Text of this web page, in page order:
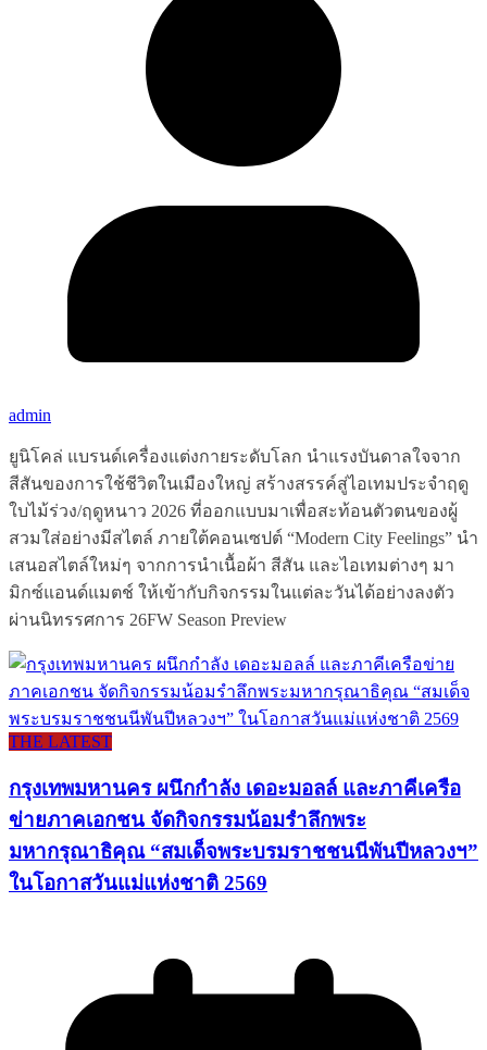
admin
ยูนิโคล่ แบรนด์เครื่องแต่งกายระดับโลก นำแรงบันดาลใจจาก
สีสันของการใช้ชีวิตในเมืองใหญ่ สร้างสรรค์สู่ไอเทมประจำฤดู
ใบไม้ร่วง/ฤดูหนาว 2026 ที่ออกแบบมาเพื่อสะท้อนตัวตนของผู้
สวมใส่อย่างมีสไตล์ ภายใต้คอนเซปต์ “Modern City Feelings” นำ
เสนอสไตล์ใหม่ๆ จากการนำเนื้อผ้า สีสัน และไอเทมต่างๆ มา
มิกซ์แอนด์แมตช์ ให้เข้ากับกิจกรรมในแต่ละวันได้อย่างลงตัว
ผ่านนิทรรศการ 26FW Season Preview
THE LATEST
กรุงเทพมหานคร ผนึกกำลัง เดอะมอลล์ และภาคีเครือ
ข่ายภาคเอกชน จัดกิจกรรมน้อมรำลึกพระ
มหากรุณาธิคุณ “สมเด็จพระบรมราชชนนีพันปีหลวงฯ”
ในโอกาสวันแม่แห่งชาติ 2569